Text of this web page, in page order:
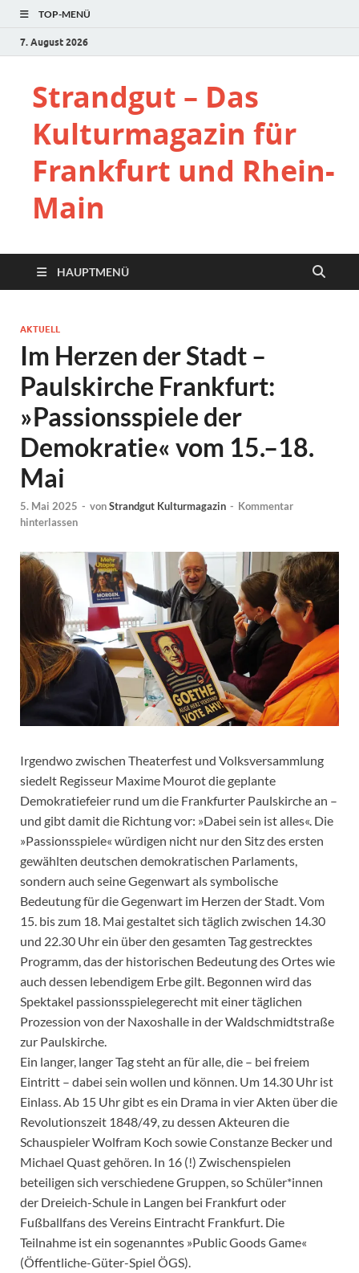
TOP-MENÜ
7. August 2026
Strandgut – Das
Kulturmagazin für
Frankfurt und Rhein-
Main
HAUPTMENÜ
AKTUELL
Im Herzen der Stadt –
Paulskirche Frankfurt:
»Passionsspiele der
Demokratie« vom 15.–18.
Mai
5. Mai 2025 - vonStrandgut Kulturmagazin - Kommentar
hinterlassen
Irgendwo zwischen Theaterfest und Volksversammlung
siedelt Regisseur Maxime Mourot die geplante
Demokratiefeier rund um die Frankfurter Paulskirche an –
und gibt damit die Richtung vor: »Dabei sein ist alles«. Die
»Passionsspiele« würdigen nicht nur den Sitz des ersten
gewählten deutschen demokratischen Parlaments,
sondern auch seine Gegenwart als symbolische
Bedeutung für die Gegenwart im Herzen der Stadt. Vom
15. bis zum 18. Mai gestaltet sich täglich zwischen 14.30
und 22.30 Uhr ein über den gesamten Tag gestrecktes
Programm, das der historischen Bedeutung des Ortes wie
auch dessen lebendigem Erbe gilt. Begonnen wird das
Spektakel passionsspielegerecht mit einer täglichen
Prozession von der Naxoshalle in der Waldschmidtstraße
zur Paulskirche.
Ein langer, langer Tag steht an für alle, die – bei freiem
Eintritt – dabei sein wollen und können. Um 14.30 Uhr ist
Einlass. Ab 15 Uhr gibt es ein Drama in vier Akten über die
Revolutionszeit 1848/49, zu dessen Akteuren die
Schauspieler Wolfram Koch sowie Constanze Becker und
Michael Quast gehören. In 16 (!) Zwischenspielen
beteiligen sich verschiedene Gruppen, so Schüler*innen
der Dreieich-Schule in Langen bei Frankfurt oder
Fußballfans des Vereins Eintracht Frankfurt. Die
Teilnahme ist ein sogenanntes »Public Goods Game«
(Öffentliche-Güter-Spiel ÖGS).